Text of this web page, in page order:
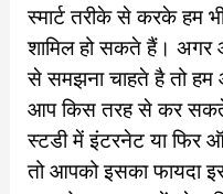
स्मार्ट तरीके से करके हम
शामिल हो सकते हैं। अगर
से समझना चाहते है तो हम
आप किस तरह से कर सकते
स्टडी में इंटरनेट या फिर
तो आपको इसका फायदा